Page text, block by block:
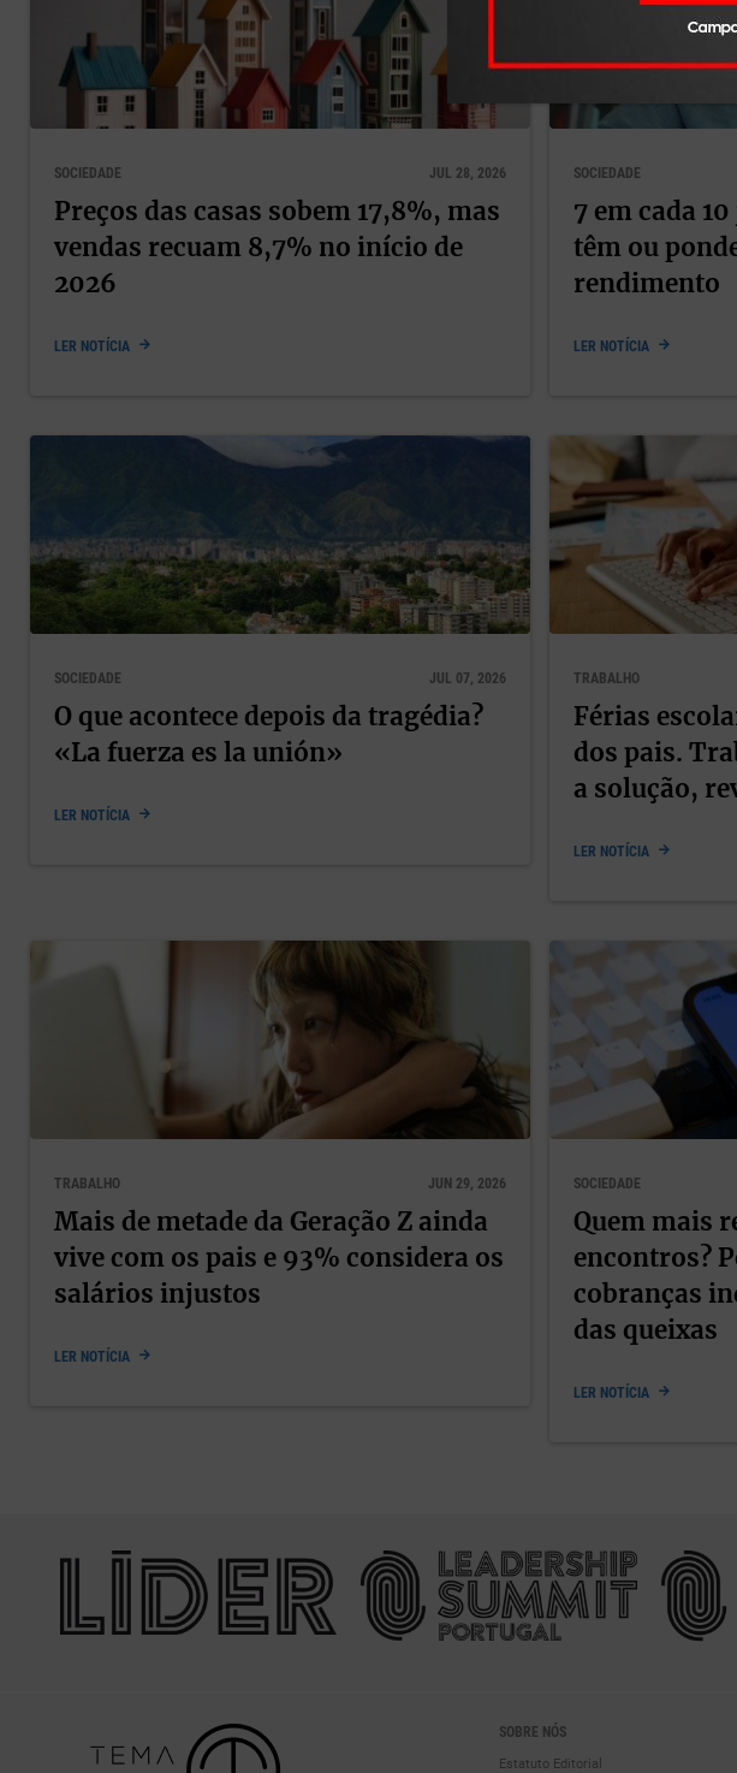
essencial, mas nem sempre garantido.
SOCIEDADE JUL 28, 2026
Preços das casas sobem 17,8%, mas
vendas recuam 8,7% no início de
2026
LER NOTÍCIA
SOCIEDADE
7 em cada
têm ou
rendimento
LER NOTÍCIA
SOCIEDADE JUL 07, 2026
O que acontece depois da tragédia?
«La fuerza es la unión»
LER NOTÍCIA
TRABALHO
Férias
dos pais.
a solução,
LER NOTÍCIA
TRABALHO JUN 29, 2026
Mais de metade da Geração Z ainda
vive com os pais e 93% considera os
salários injustos
LER NOTÍCIA
SOCIEDADE
Quem mais
encontros?
cobranças
das queixas
LER NOTÍCIA
SOBRE NÓS
Estatuto Editorial